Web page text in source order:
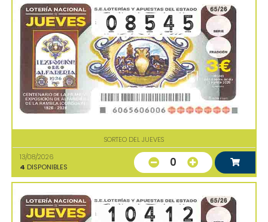
SORTEO DEL JUEVES
13/08/2026
4 DISPONIBLES 0